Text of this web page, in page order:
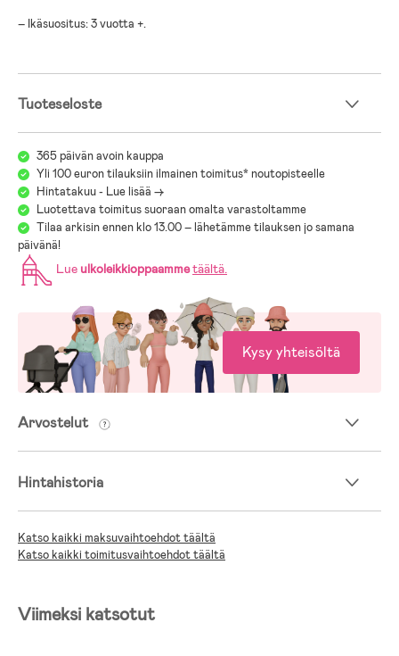
– Ikäsuositus: 3 vuotta +.
Tuoteseloste
365 päivän avoin kauppa
Yli 100 euron tilauksiin ilmainen toimitus* noutopisteelle
Hintatakuu - Lue lisää ->
Luotettava toimitus suoraan omalta varastoltamme
Tilaa arkisin ennen klo 13.00 – lähetämme tilauksen jo samana
päivänä!
Lue ulkoleikkioppaammetäältä.
Kysy yhteisöltä
Arvostelut
Hintahistoria
Katso kaikki maksuvaihtoehdot täältä
Katso kaikki toimitusvaihtoehdot täältä
Viimeksi katsotut